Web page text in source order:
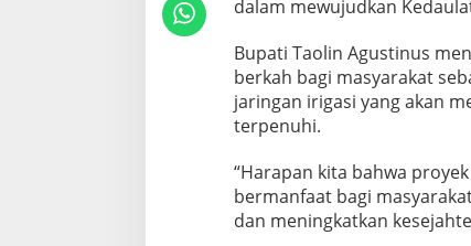
dalam mewujudkan
Bupati Taolin Agustinus
berkah bagi masyarakat
jaringan irigasi yang akan
terpenuhi.
“Harapan kita bahwa
bermanfaat bagi
dan meningkatkan